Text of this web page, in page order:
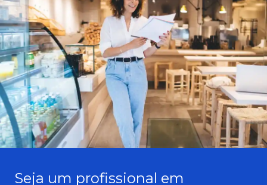
Seja um profissional em